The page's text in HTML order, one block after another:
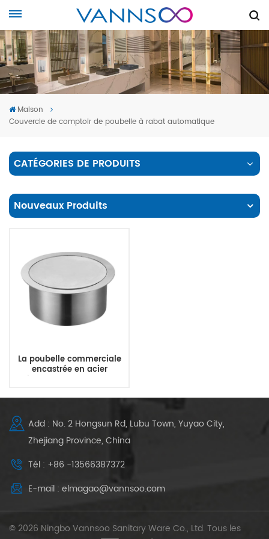
Maison
Couvercle de comptoir de poubelle à rabat automatique
CATÉGORIES DE PRODUITS
Nouveaux Produits
La poubelle commerciale
encastrée en acier
inoxydable couvre le
comptoir intégré
Add : No. 2 Hongsun Rd, Lubu Town, Yuyao City,
Zhejiang Province, China
Tél : +86 -13566387372
E-mail : elmagao@vannsoo.com
© 2026 Ningbo Vannsoo Sanitary Ware Co., Ltd. Tous les